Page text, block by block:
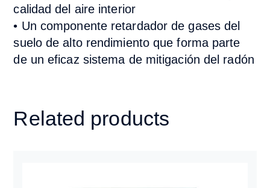
calidad del aire interior
• Un componente retardador de gases del
suelo de alto rendimiento que forma parte
de un eficaz sistema de mitigación del radón
Related products